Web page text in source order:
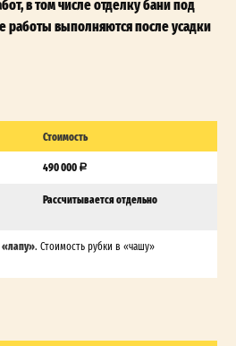
выполняются после усадки
Стоимость
490 000
Рассчитывается отдельно
«лапу». Стоимость рубки в «чашу»